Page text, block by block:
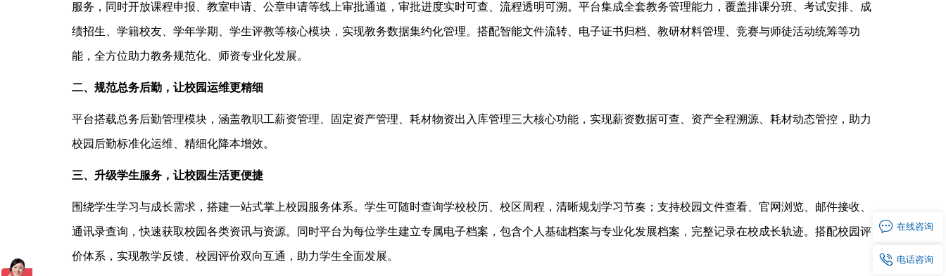
服务，同时开放课程申报、教室申请、公章申请等线上审批通道，审批进度实时可查、流程透明可溯。平台集成全套教务管理能力，覆盖排课分班、考试安排、成
绩招生、学籍校友、学年学期、学生评教等核心模块，实现教务数据集约化管理。搭配智能文件流转、电子证书归档、教研材料管理、竞赛与师徒活动统筹等功
能，全方位助力教务规范化、师资专业化发展。
二、规范总务后勤，让校园运维更精细
平台搭载总务后勤管理模块，涵盖教职工薪资管理、固定资产管理、耗材物资出入库管理三大核心功能，实现薪资数据可查、资产全程溯源、耗材动态管控，助力
校园后勤标准化运维、精细化降本增效。
三、升级学生服务，让校园生活更便捷
围绕学生学习与成长需求，搭建一站式掌上校园服务体系。学生可随时查询学校校历、校区周程，清晰规划学习节奏；支持校园文件查看、官网浏览、邮件接收、
通讯录查询，快速获取校园各类资讯与资源。同时平台为每位学生建立专属电子档案，包含个人基础档案与专业化发展档案，完整记录在校成长轨迹。搭配校园评
价体系，实现教学反馈、校园评价双向互通，助力学生全面发展。
 在线咨询
 电话咨询